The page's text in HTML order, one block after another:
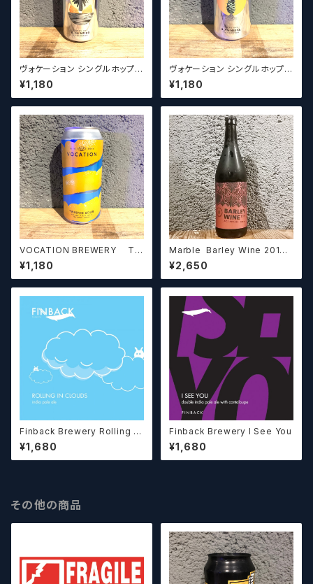
ヴォケーション シングルホップシ
ョーケース シトラ / Vocation S
ingle Hop Showcase Serie
s One: Citra Edition【クラフト
¥1,180
ヴォケーション シングルホップシ
ョーケース シムコー / Vocatio
n Single Hop Showcase: S
eries One Simcoe Edition
¥1,180
VOCATION BREWERY Tw
isted Sour Valencia & Bloo
d Orange Sour ヴォケーショ
ン ツイステッドサワー バレンシ
¥1,180
Marble Barley Wine 2019 /
マーブル バーレーワイン2019
¥2,650
Finback Brewery Rolling In
Clouds
¥1,680
Finback Brewery I See You
¥1,680
その他の商品